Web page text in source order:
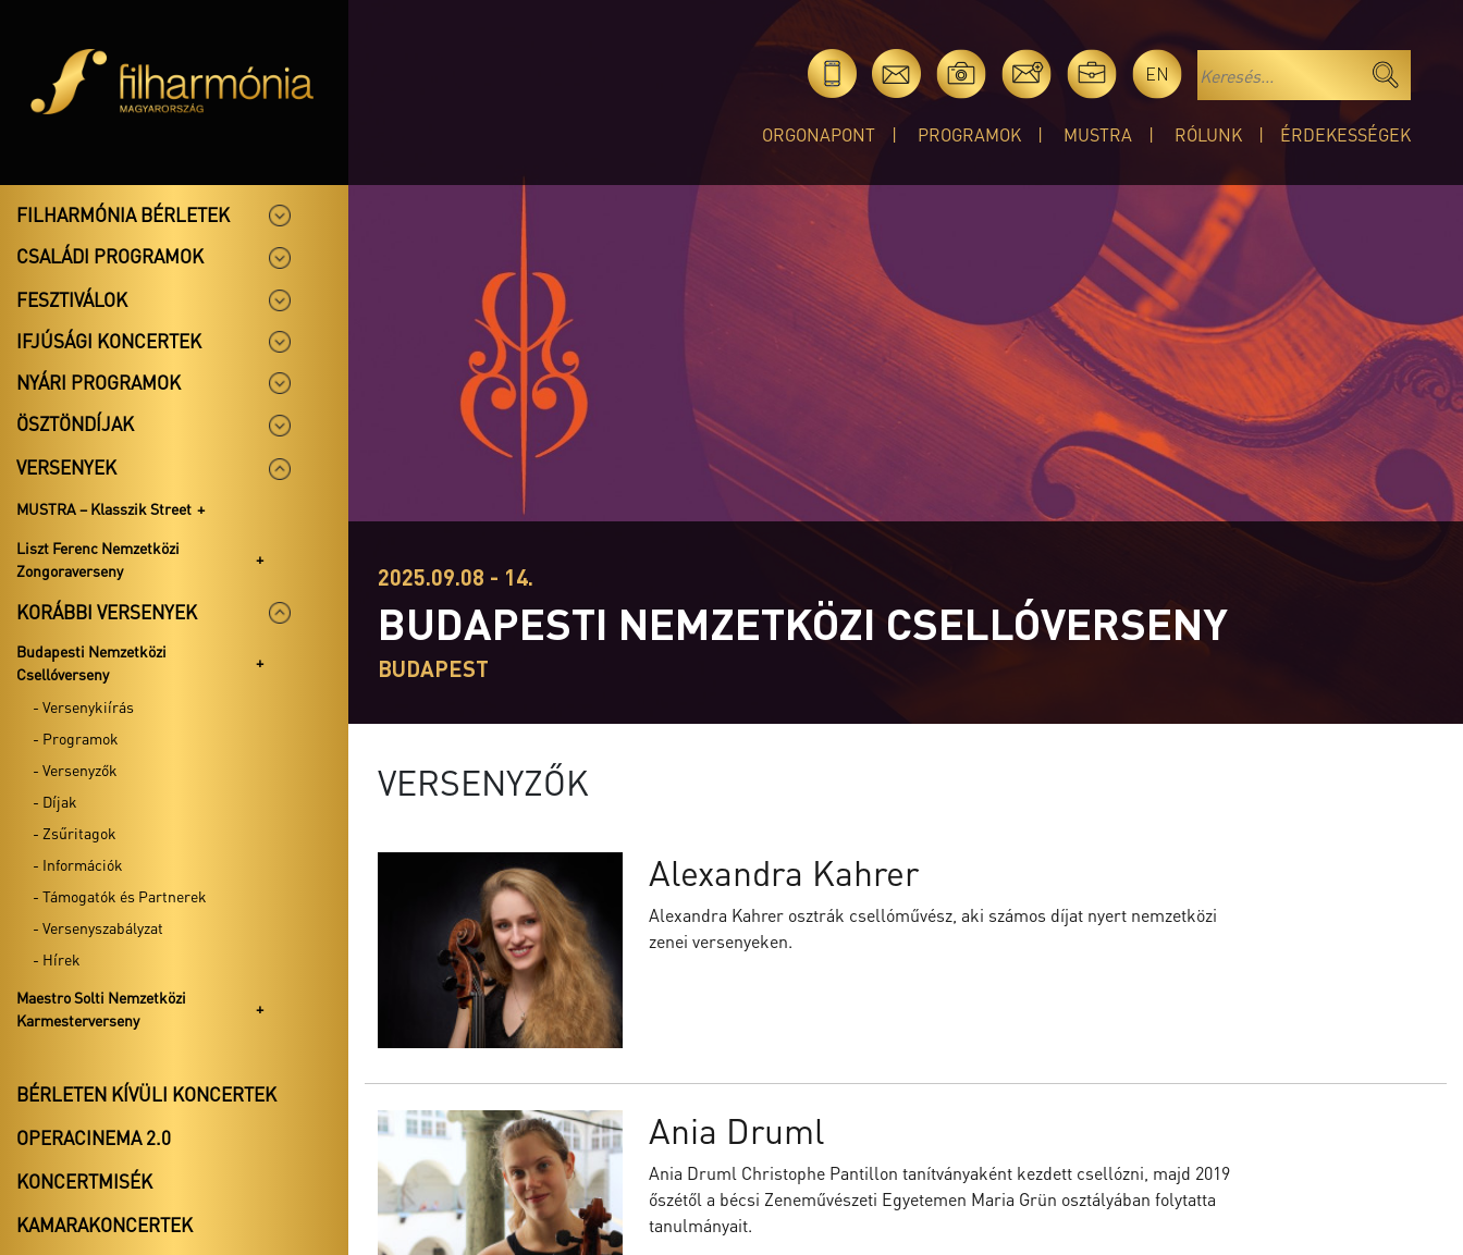
EN
ORGONAPONT PROGRAMOK MUSTRA RÓLUNK ÉRDEKESSÉGEK
FILHARMÓNIA BÉRLETEK
CSALÁDI PROGRAMOK
FESZTIVÁLOK
IFJÚSÁGI KONCERTEK
NYÁRI PROGRAMOK
ÖSZTÖNDÍJAK
VERSENYEK
MUSTRA – Klasszik Street
Liszt Ferenc Nemzetközi
Zongoraverseny
KORÁBBI VERSENYEK
Budapesti Nemzetközi
Csellóverseny
- Versenykiírás
- Programok
- Versenyzők
- Díjak
- Zsűritagok
- Információk
- Támogatók és Partnerek
- Versenyszabályzat
- Hírek
Maestro Solti Nemzetközi
Karmesterverseny
BÉRLETEN KÍVÜLI KONCERTEK
OPERACINEMA 2.0
KONCERTMISÉK
KAMARAKONCERTEK
2025.09.08 - 14.
BUDAPESTI NEMZETKÖZI CSELLÓVERSENY
BUDAPEST
VERSENYZŐK
Alexandra Kahrer
Alexandra Kahrer osztrák csellóművész, aki számos díjat nyert nemzetközi
zenei versenyeken.
Ania Druml
Ania Druml Christophe Pantillon tanítványaként kezdett csellózni, majd 2019
őszétől a bécsi Zeneművészeti Egyetemen Maria Grün osztályában folytatta
tanulmányait.